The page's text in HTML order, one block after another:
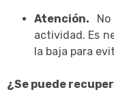
Atención.
actividad. Es
la baja para
¿Se puede